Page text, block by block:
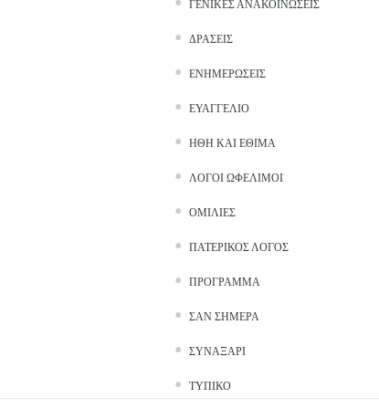
ΓΕΝΙΚΈΣ ΑΝΑΚΟΙΝΏΣΕΙΣ
ΔΡΆΣΕΙΣ
ΕΝΗΜΕΡΏΣΕΙΣ
ΕΥΑΓΓΈΛΙΟ
ΉΘΗ ΚΑΙ ΈΘΙΜΑ
ΛΌΓΟΙ ΩΦΈΛΙΜΟΙ
ΟΜΙΛΊΕΣ
ΠΑΤΕΡΙΚΌΣ ΛΌΓΟΣ
ΠΡΌΓΡΑΜΜΑ
ΣΑΝ ΣΉΜΕΡΑ
ΣΥΝΑΞΆΡΙ
ΤΥΠΙΚΌ